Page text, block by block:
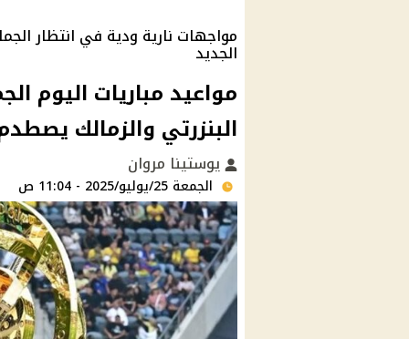
مواجهات نارية ودية في انتظار
الجديد
البنزرتي والزمالك
يوستينا مروان
الجمعة 25/يوليو/2025 - 11:04 ص